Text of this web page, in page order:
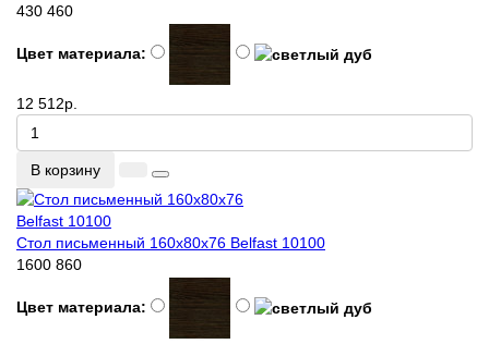
430 460
Цвет материала:
12 512р.
В корзину
Стол письменный 160x80x76 Belfast 10100
1600 860
Цвет материала: